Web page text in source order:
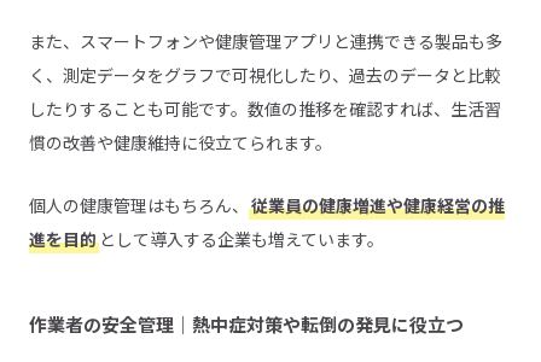
また、スマートフォンや健康管理アプリと連携できる製品も多
く、測定データをグラフで可視化したり、過去のデータと比較
したりすることも可能です。数値の推移を確認すれば、生活習
慣の改善や健康維持に役立てられます。
個人の健康管理はもちろん、 従業員の健康増進や健康経営の推
進を目的 として導入する企業も増えています。
作業者の安全管理｜熱中症対策や転倒の発見に役立つ